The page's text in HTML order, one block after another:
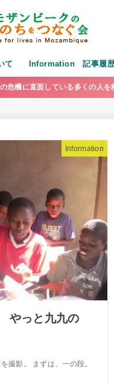
て Information 記事履
機に直面している多くの人
Information
やっと九九の
撮影。 まずは、一の段。